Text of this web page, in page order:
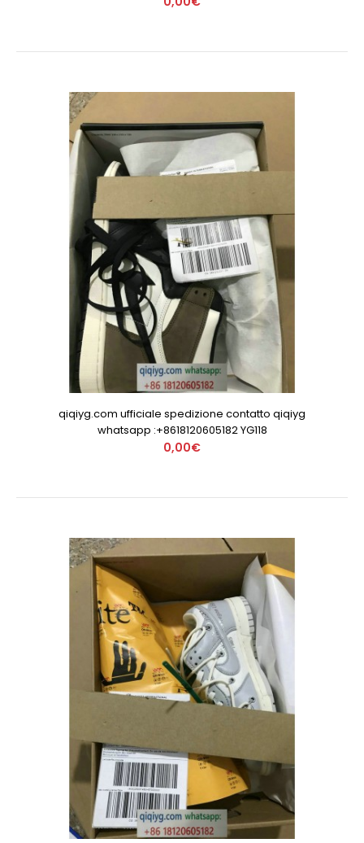
qiqiyg.com ufficiale spedizione contatto qiqiyg
whatsapp :+8618120605182 YG118
0,00€